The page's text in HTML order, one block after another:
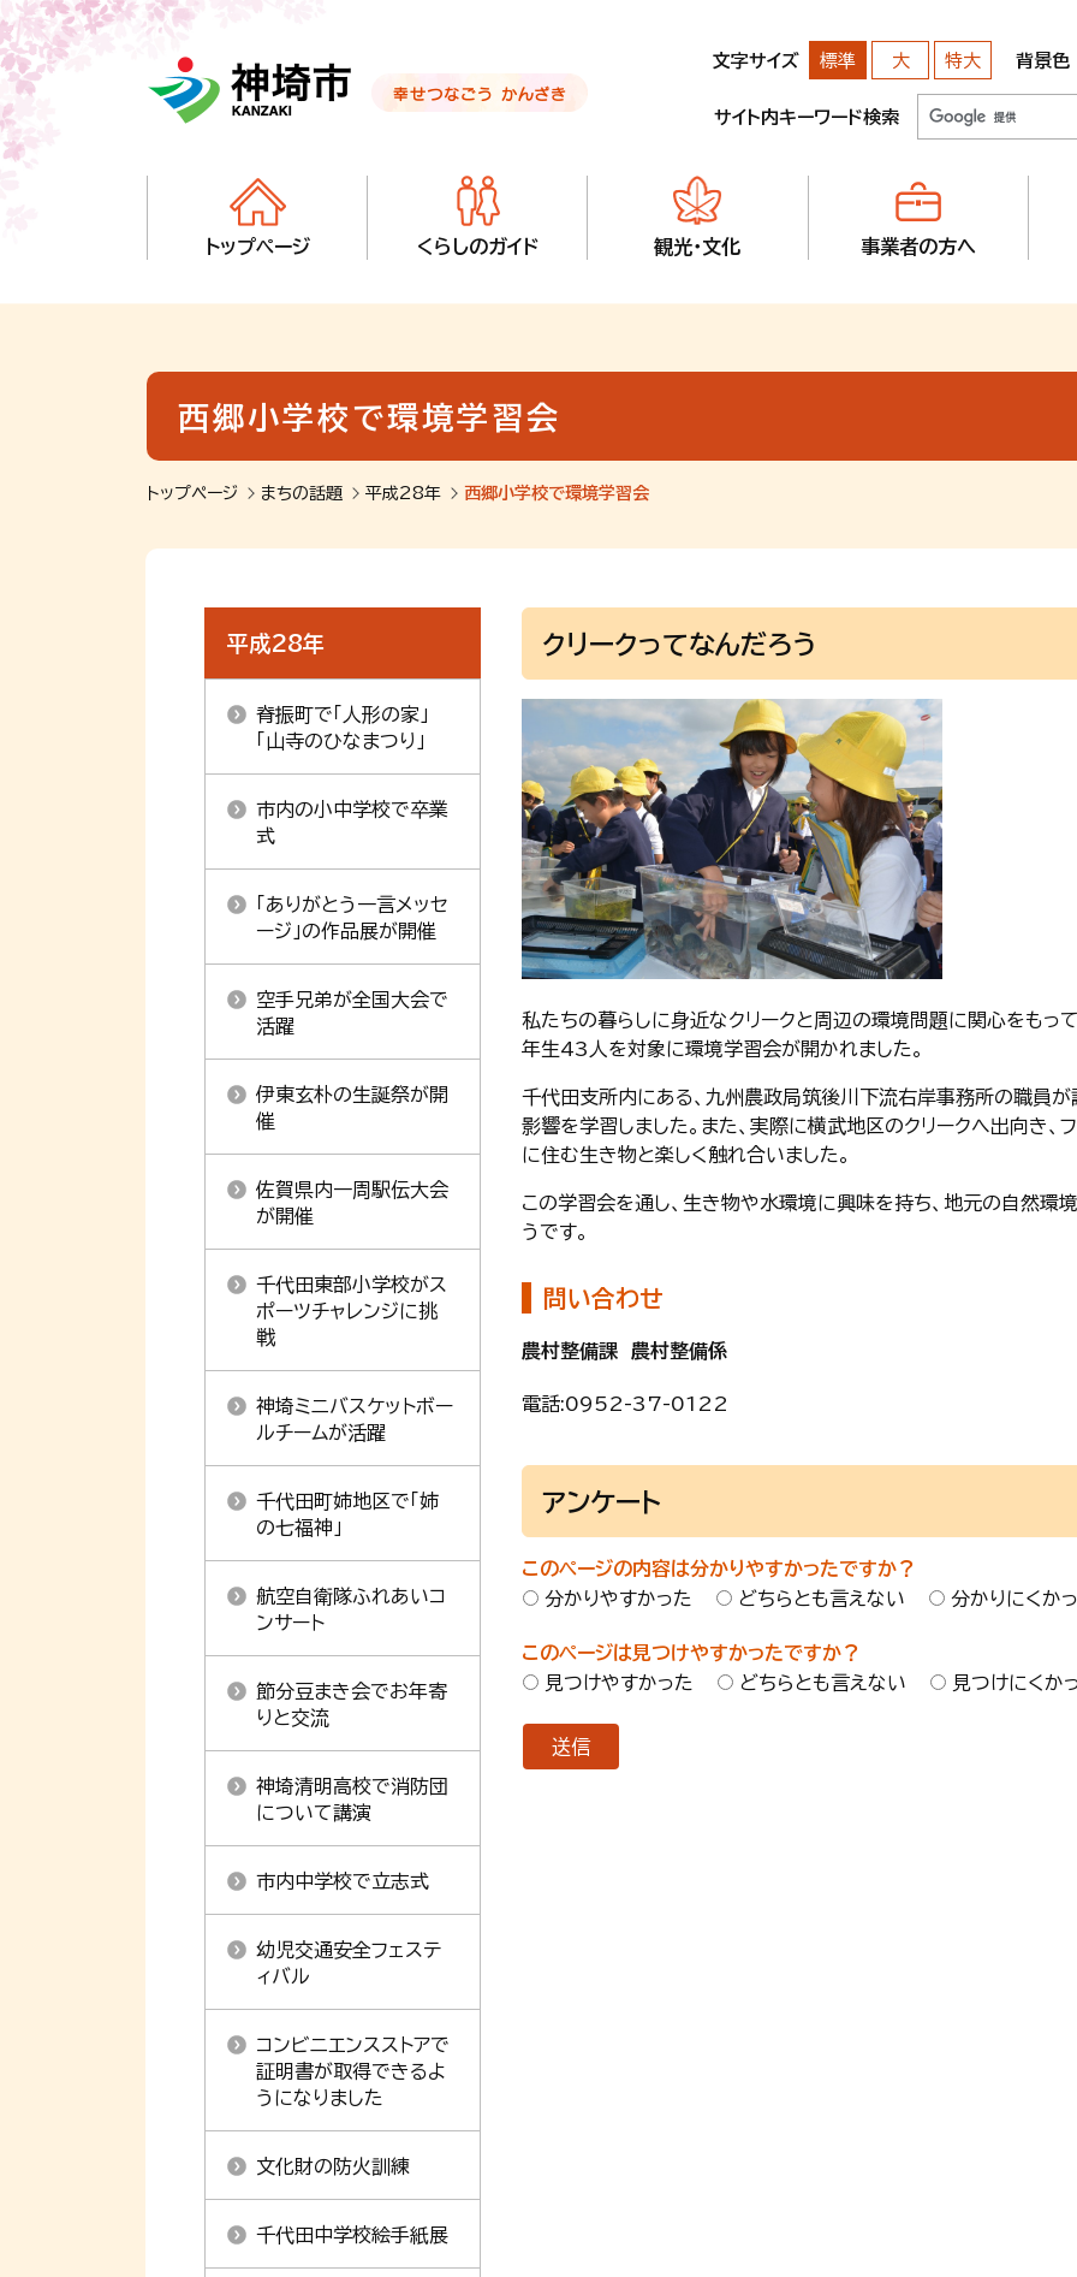
音声読み上げ用ナビゲーションです。
本文へ移動します
ページ最後（フッター）へ移動します
音声読み上げ用ナビゲーションはここまでです。
文字サイズ 標準 大 特大 背景色
サイト内キーワード検索
トップページ くらしのガイド 観光・文化 事業者の方へ
西郷小学校で環境学習会
トップページ まちの話題 平成28年 西郷小学校で環境学習会
クリークってなんだろう
私たちの暮らしに身近なクリークと周辺の環境問題に関心をもっ
年生43人を対象に環境学習会が開かれました。
千代田支所内にある、九州農政局筑後川下流右岸事務所の職員が
影響を学習しました。また、実際に横武地区のクリークへ出向き、
に住む生き物と楽しく触れ合いました。
この学習会を通し、生き物や水環境に興味を持ち、地元の自然環
うです。
問い合わせ
農村整備課 農村整備係
電話:0952-37-0122
アンケート
このページの内容は分かりやすかったですか？
分かりやすかった
どちらとも言えない 分かりにくか
このページは見つけやすかったですか？
見つけやすかった
どちらとも言えない 見つけにくか
平成28年
脊振町で「人形の家」
「山寺のひなまつり」
市内の小中学校で卒業
式
「ありがとう一言メッセ
ージ」の作品展が開催
空手兄弟が全国大会で
活躍
伊東玄朴の生誕祭が開
催
佐賀県内一周駅伝大会
が開催
千代田東部小学校がス
ポーツチャレンジに挑
戦
神埼ミニバスケットボー
ルチームが活躍
千代田町姉地区で「姉
の七福神」
航空自衛隊ふれあいコ
ンサート
節分豆まき会でお年寄
りと交流
神埼清明高校で消防団
について講演
市内中学校で立志式
幼児交通安全フェステ
ィバル
コンビニエンスストアで
証明書が取得できるよ
うになりました
文化財の防火訓練
千代田中学校絵手紙展